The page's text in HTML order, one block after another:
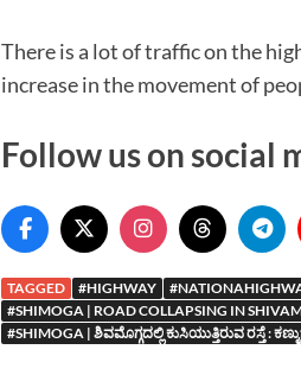
There is a lot of traffic on the
increase in the movement of
Follow us on social
TAGGED #HIGHWAY
#SHIMOGA | ROAD COLLAPSING IN
#SHIMOGA | ಶಿವಮೊಗ್ಗದಲ್ಲಿ ಕುಸಿಯುತ್ತಿರುವ ರಸ್ತೆ :